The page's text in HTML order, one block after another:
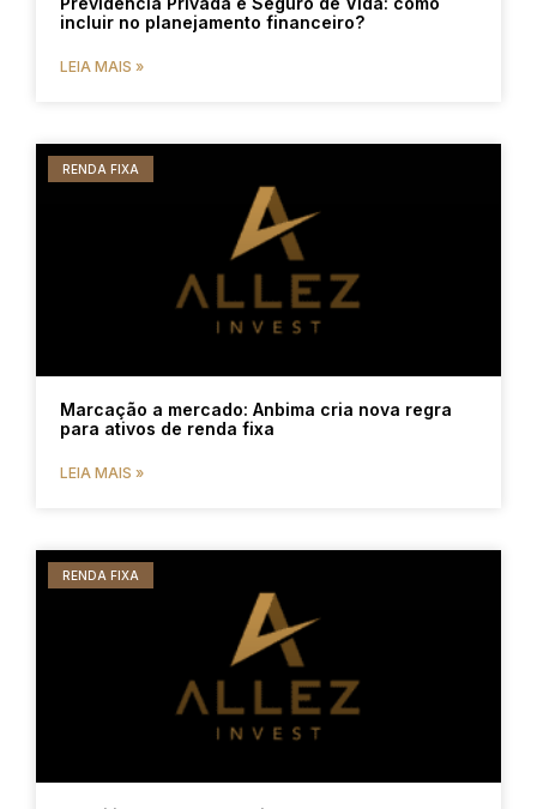
incluir no planejamento financeiro?
LEIA MAIS »
RENDA FIXA
Marcação a mercado: Anbima cria nova regra
para ativos de renda fixa
LEIA MAIS »
RENDA FIXA